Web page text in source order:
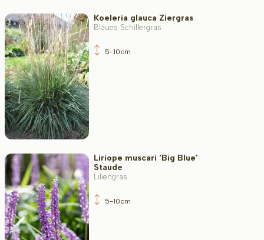
Koeleria glauca Ziergras
Blaues Schillergras
5-10cm
Liriope muscari 'Big Blue'
Staude
Liliengras
5-10cm